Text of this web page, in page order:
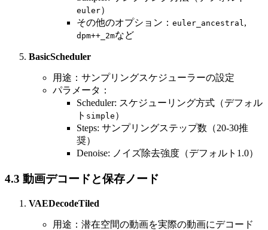
euler）
その他のオプション： euler_ancestral,
dpm++_2mなど
BasicScheduler
用途：サンプリングスケジューラーの設定
パラメータ：
Scheduler: スケジューリング方式（デフォル
ト simple ）
Steps: サンプリングステップ数（20-30推
奨）
Denoise: ノイズ除去強度（デフォルト1.0）
4.3 動画デコードと保存ノード
VAEDecodeTiled
用途：潜在空間の動画を実際の動画にデコード